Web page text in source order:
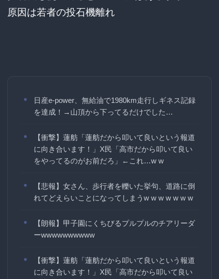
原因は若者の投石機離れ
日産e-power、無給油で1980km走行しギネス記録
を達成！→山頂から下ってるだけでした…
【衝撃】蓮舫「蓮舫だから叩いて良いという報道
に向き合います！」X民「高市だから叩いて良い
をやってるのがお前だろ」←これ…w w
【悲報】女さん、歩行者を轢いた挙句、道路に倒
れてどえらいことになってしまうw w w w w w w
【朗報】甲子園にくちびるプルプルのチアリーダ
ーwwwwwwwwww
【衝撃】蓮舫「蓮舫だから叩いて良いという報道
に向き合います！」X民「高市だから叩いて良い